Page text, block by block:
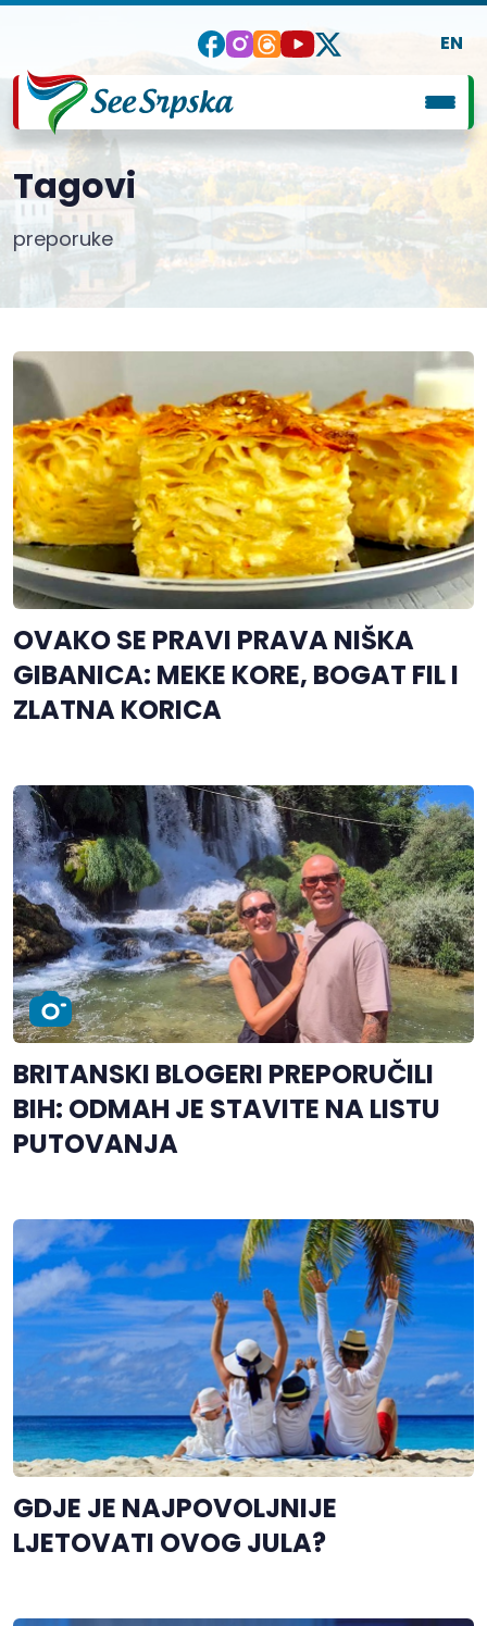
EN
Tagovi
preporuke
OVAKO SE PRAVI PRAVA NIŠKA
GIBANICA: MEKE KORE, BOGAT FIL I
ZLATNA KORICA
BRITANSKI BLOGERI PREPORUČILI
BIH: ODMAH JE STAVITE NA LISTU
PUTOVANJA
GDJE JE NAJPOVOLJNIJE
LJETOVATI OVOG JULA?